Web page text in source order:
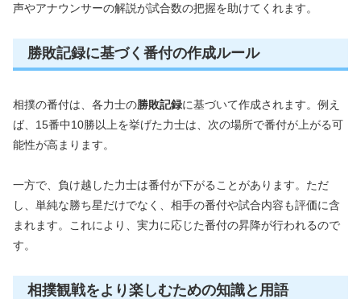
声やアナウンサーの解説が試合数の把握を助けてくれます。
勝敗記録に基づく番付の作成ルール
相撲の番付は、各力士の勝敗記録に基づいて作成されます。例え
ば、15番中10勝以上を挙げた力士は、次の場所で番付が上がる可
能性が高まります。
一方で、負け越した力士は番付が下がることがあります。ただ
し、単純な勝ち星だけでなく、相手の番付や試合内容も評価に含
まれます。これにより、実力に応じた番付の昇降が行われるので
す。
相撲観戦をより楽しむための知識と用語